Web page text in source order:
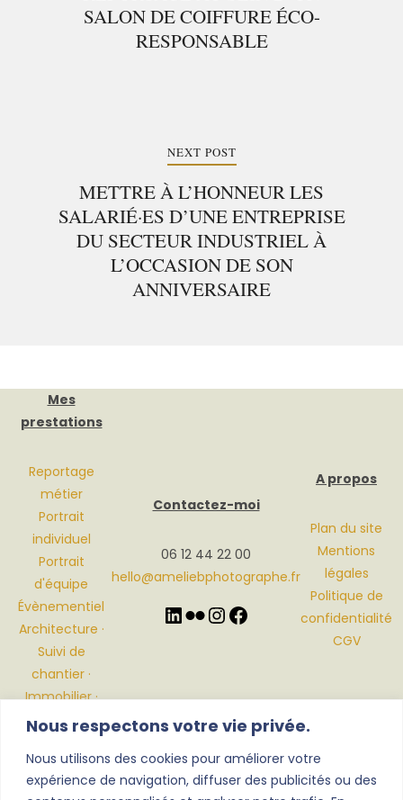
Nous respectons votre vie privée.
Nous utilisons des cookies pour améliorer votre
expérience de navigation, diffuser des publicités ou des
SALON DE COIFFURE ÉCO-
RESPONSABLE
NEXT POST
METTRE À L’HONNEUR LES
SALARIÉ·ES D’UNE ENTREPRISE
DU SECTEUR INDUSTRIEL À
L’OCCASION DE SON
ANNIVERSAIRE
Mes
prestations
Reportage
métier
Portrait
individuel
Portrait
d'équipe
Évènementiel
Architecture ·
Suivi de
chantier ·
Immobilier ·
Décoration
Contactez-moi
06 12 44 22 00
hello@ameliebphotographe.fr
A propos
Plan du site
Mentions
légales
Politique de
confidentialité
CGV